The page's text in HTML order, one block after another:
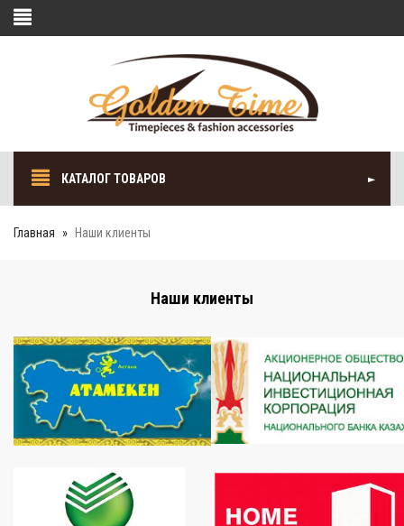
КАТАЛОГ ТОВАРОВ
Главная Наши клиенты
Наши клиенты